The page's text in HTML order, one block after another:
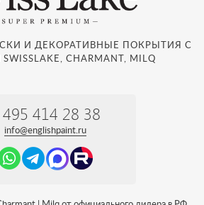
И ДЕКОРАТИВНЫЕ ПОКРЫТИЯ С
CHARMANT, MILQ
414 28 38
info@englishpaint.ru